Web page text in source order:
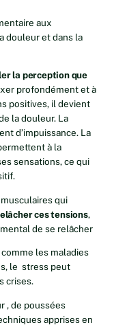
aux
douleur et dans la
la perception que
profondément et à
positives, il devient
la douleur. La
d’impuissance. La
à la
sensations, ce qui
qui
ces tensions,
de se relâcher
les maladies
le stress peut
crises.
, de poussées
apprises en